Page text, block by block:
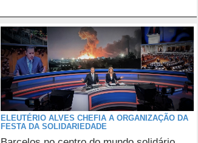
ELEUTÉRIO ALVES CHEFIA A ORGANIZAÇÃO DA
FESTA DA SOLIDARIEDADE